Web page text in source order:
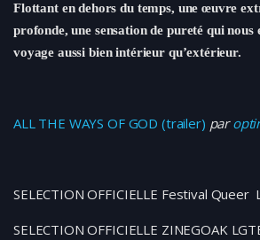
Flottant en dehors du temps, une œuvre
profonde, une sensation de pureté qui nous
voyage aussi bien intérieur qu’extérieur.
ALL THE WAYS OF GOD (trailer) par
SELECTION OFFICIELLE Festival Queer
SELECTION OFFICIELLE ZINEGOAK